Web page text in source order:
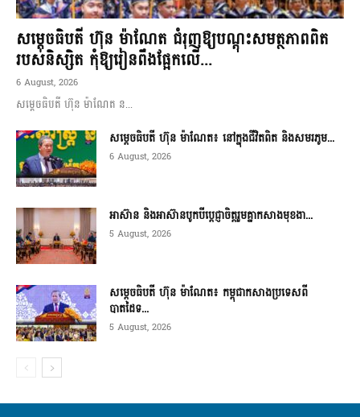
សម្តេចធិបតី ហ៊ុន ម៉ាណែត ជំរុញឱ្យបណ្តុះសមត្ថភាពពិត
របស់និស្សិត កុំឱ្យរៀនពឹងផ្អែកលើ...
6 August, 2026
សម្តេចធិបតី ហ៊ុន ម៉ាណែត ន...
សម្តេចធិបតី ហ៊ុន ម៉ាណែត៖ នៅក្នុងជីវិតពិត និងសមរភូម...
6 August, 2026
អាស៊ាន និងអាស៊ានបូកបីប្តេជ្ញាចិត្តរួមគ្នាកសាងមុខងា...
5 August, 2026
សម្ដេចធិបតី ហ៊ុន ម៉ាណែត៖ កម្ពុជាកសាងប្រទេសពី
បាតដៃទ...
5 August, 2026